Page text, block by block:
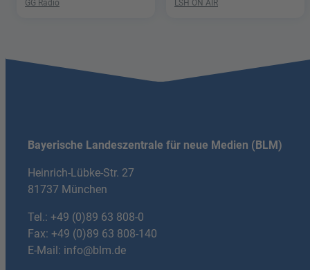
GG Radio
LSH ON AIR
Bayerische Landeszentrale für neue Medien (BLM)
Heinrich-Lübke-Str. 27
81737 München
Tel.: +49 (0)89 63 808-0
Fax: +49 (0)89 63 808-140
E-Mail: info@blm.de